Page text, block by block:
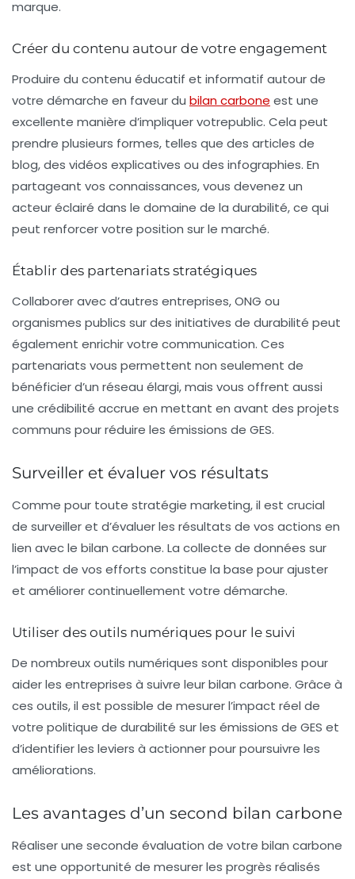
marque.
Créer du contenu autour de votre engagement
Produire du contenu éducatif et informatif autour de
votre démarche en faveur du bilan carbone est une
excellente manière d’impliquer votrepublic. Cela peut
prendre plusieurs formes, telles que des articles de
blog, des vidéos explicatives ou des infographies. En
partageant vos connaissances, vous devenez un
acteur éclairé dans le domaine de la durabilité, ce qui
peut renforcer votre position sur le marché.
Établir des partenariats stratégiques
Collaborer avec d’autres entreprises, ONG ou
organismes publics sur des initiatives de durabilité peut
également enrichir votre communication. Ces
partenariats vous permettent non seulement de
bénéficier d’un réseau élargi, mais vous offrent aussi
une crédibilité accrue en mettant en avant des projets
communs pour réduire les émissions de GES.
Surveiller et évaluer vos résultats
Comme pour toute stratégie marketing, il est crucial
de surveiller et d’évaluer les résultats de vos actions en
lien avec le bilan carbone. La collecte de données sur
l’impact de vos efforts constitue la base pour ajuster
et améliorer continuellement votre démarche.
Utiliser des outils numériques pour le suivi
De nombreux outils numériques sont disponibles pour
aider les entreprises à suivre leur bilan carbone. Grâce à
ces outils, il est possible de mesurer l’impact réel de
votre politique de durabilité sur les émissions de GES et
d’identifier les leviers à actionner pour poursuivre les
améliorations.
Les avantages d’un second bilan carbone
Réaliser une seconde évaluation de votre bilan carbone
est une opportunité de mesurer les progrès réalisés